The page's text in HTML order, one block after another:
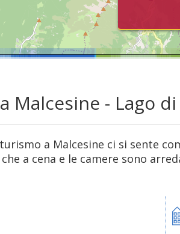
Malcesine - Lago di
a Malcesine ci si sente
a cena e le camere sono